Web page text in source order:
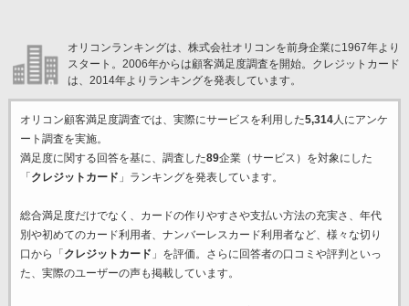
オリコンランキングは、株式会社オリコンを前身企業に1967年より
スタート。2006年からは顧客満足度調査を開始。クレジットカード
は、2014年よりランキングを発表しています。
オリコン顧客満足度調査では、実際にサービスを利用した5,314人にアンケ
ート調査を実施。
満足度に関する回答を基に、調査した89企業（サービス）を対象にした
「クレジットカード 」ランキングを発表しています。
総合満足度だけでなく、カードの作りやすさや支払い方法の充実さ、年代
別や初めてのカード利用者、ナンバーレスカード利用者など、様々な切り
口から「クレジットカード 」を評価。さらに回答者の口コミや評判といっ
た、実際のユーザーの声も掲載しています。